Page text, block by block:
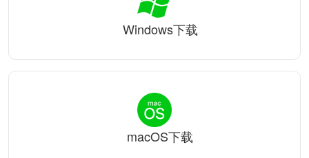
Windows下载
macOS下载